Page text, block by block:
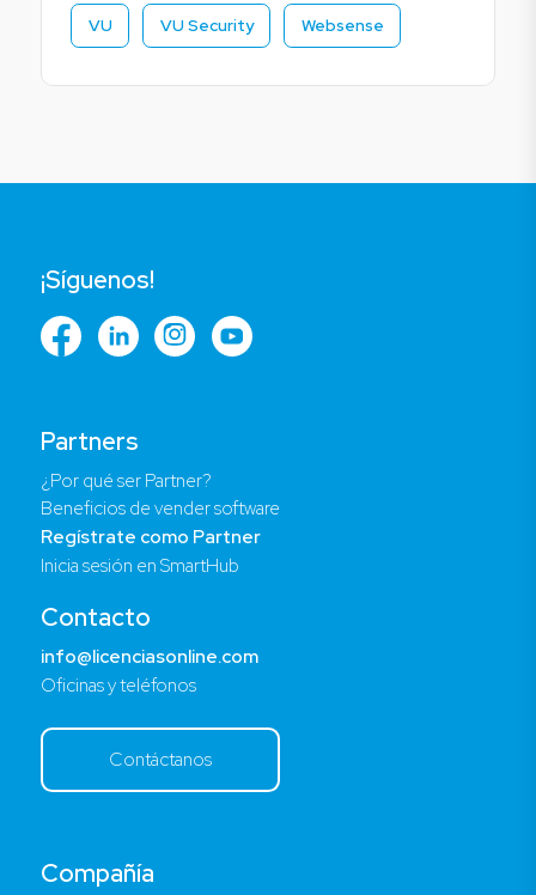
VU VU Security Websense
Compañía
Partners
¿Por qué ser Partner?
Beneficios de vender software
Regístrate como Partner
Inicia sesión en SmartHub
Contacto
info@licenciasonline.com
Oficinas y teléfonos
Contáctanos
¡Síguenos!